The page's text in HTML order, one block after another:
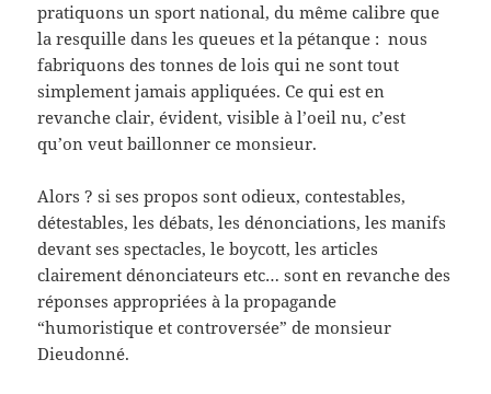
pratiquons un sport national, du même calibre que
la resquille dans les queues et la pétanque : nous
fabriquons des tonnes de lois qui ne sont tout
simplement jamais appliquées. Ce qui est en
revanche clair, évident, visible à l’oeil nu, c’est
qu’on veut baillonner ce monsieur.
Alors ? si ses propos sont odieux, contestables,
détestables, les débats, les dénonciations, les manifs
devant ses spectacles, le boycott, les articles
clairement dénonciateurs etc… sont en revanche des
réponses appropriées à la propagande
“humoristique et controversée” de monsieur
Dieudonné.